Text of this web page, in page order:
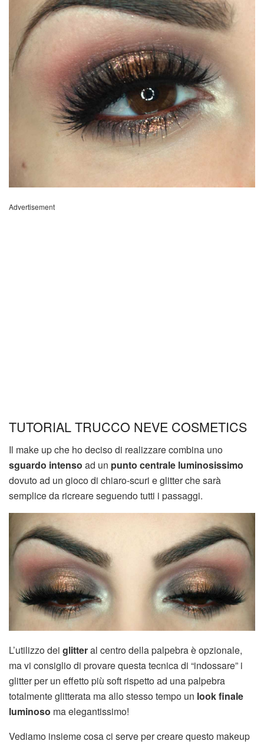
Advertisement
TUTORIAL TRUCCO NEVE COSMETICS
Il make up che ho deciso di realizzare combina uno
sguardo intenso ad un punto centrale luminosissimo
dovuto ad un gioco di chiaro-scuri e glitter che sarà
semplice da ricreare seguendo tutti i passaggi.
L’utilizzo dei glitteral centro della palpebra è opzionale,
ma vi consiglio di provare questa tecnica di “indossare” i
glitter per un effetto più soft rispetto ad una palpebra
totalmente glitterata ma allo stesso tempo un look finale
luminoso ma elegantissimo!
Vediamo insieme cosa ci serve per creare questo makeup